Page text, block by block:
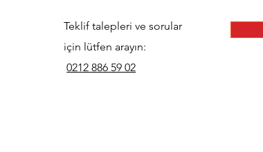
Teklif talepleri ve sorular
için lütfen arayın:
0212 886 59 02